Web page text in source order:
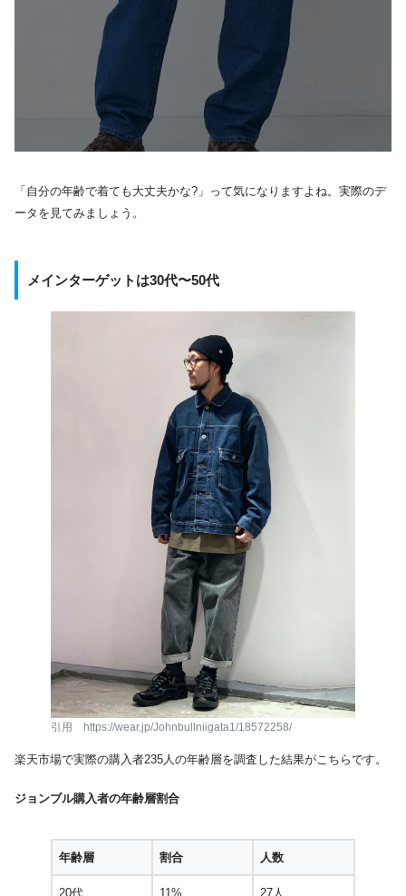
「自分の年齢で着ても大丈夫かな?」って気になりますよね。実際のデ
ータを見てみましょう。
メインターゲットは30代〜50代
引用 https://wear.jp/Johnbullniigata1/18572258/
楽天市場で実際の購入者235人の年齢層を調査した結果がこちらです。
ジョンブル購入者の年齢層割合
年齢層 割合 人数
20代 11% 27人